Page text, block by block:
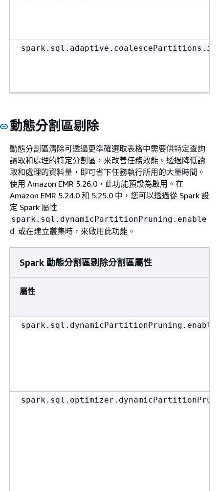
動態分割區剔除
動態分割區清除可透過更準確選取表格中需要供特定查詢
讀取和處理的特定分割區，來改善任務效能。透過降低讀
取和處理的資料量，即可省下任務執行所用的大量時間。
使用 Amazon EMR 5.26.0，此功能預設為啟用。在
Amazon EMR 5.24.0 和 5.25.0 中，您可以透過從 Spark 設
定 Spark 屬性
spark.sql.dynamicPartitionPruning.enable
d 或在建立叢集時，來啟用此功能。
Spark 動態分割區剔除分割區屬性
屬性